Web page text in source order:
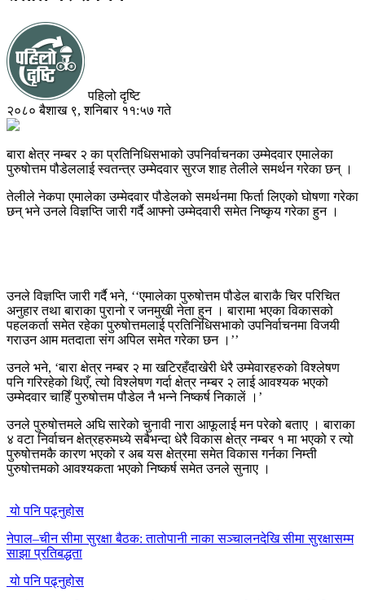
पहिलो दृष्टि
२०८० बैशाख ९, शनिबार ११:५७ गते
बारा क्षेत्र नम्बर २ का प्रतिनिधिसभाको उपनिर्वाचनका उम्मेदवार एमालेका
पुरुषोत्तम पौडेललाई स्वतन्त्र उम्मेदवार सुरज शाह तेलीले समर्थन गरेका छन् ।
तेलीले नेकपा एमालेका उम्मेदवार पौडेलको समर्थनमा फिर्ता लिएको घोषणा गरेका
छन् भने उनले विज्ञप्ति जारी गर्दै आफ्नो उम्मेदवारी समेत निष्कृय गरेका हुन ।
उनले विज्ञप्ति जारी गर्दै भने, ‘‘एमालेका पुरुषोत्तम पौडेल बाराकै चिर परिचित
अनुहार तथा बाराका पुरानो र जनमुखी नेता हुन । बारामा भएका विकासको
पहलकर्ता समेत रहेका पुरुषोत्तमलाई प्रतिनिधिसभाको उपनिर्वाचनमा विजयी
गराउन आम मतदाता संग अपिल समेत गरेका छन ।’’
उनले भने, ‘बारा क्षेत्र नम्बर २ मा खटिरहँदाखेरी धेरै उम्मेवारहरुको विश्लेषण
पनि गरिरहेको थिएँ, त्यो विश्लेषण गर्दा क्षेत्र नम्बर २ लाई आवश्यक भएको
उम्मेदवार चाहिँ पुरुषोत्तम पौडेल नै भन्ने निष्कर्ष निकालें ।’
उनले पुरुषोत्तमले अघि सारेको चुनावी नारा आफूलाई मन परेको बताए । बाराका
४ वटा निर्वाचन क्षेत्रहरुमध्ये सबैभन्दा धेरै विकास क्षेत्र नम्बर १ मा भएको र त्यो
पुरुषोत्तमकै कारण भएको र अब यस क्षेत्रमा समेत विकास गर्नका निम्ती
पुरुषोत्तमको आवश्यकता भएको निष्कर्ष समेत उनले सुनाए ।
यो पनि पढ्नुहोस
नेपाल–चीन सीमा सुरक्षा बैठक: तातोपानी नाका सञ्चालनदेखि सीमा सुरक्षासम्म
साझा प्रतिबद्धता
यो पनि पढ्नुहोस